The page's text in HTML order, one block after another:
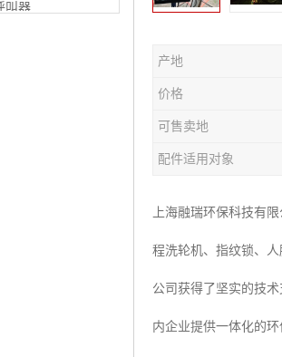
叫器
产地
价格
可售卖地
配件适用对象
上海融瑞环保科技有
程洗轮机、指纹锁、
公司获得了坚实的技
内企业提供一体化的